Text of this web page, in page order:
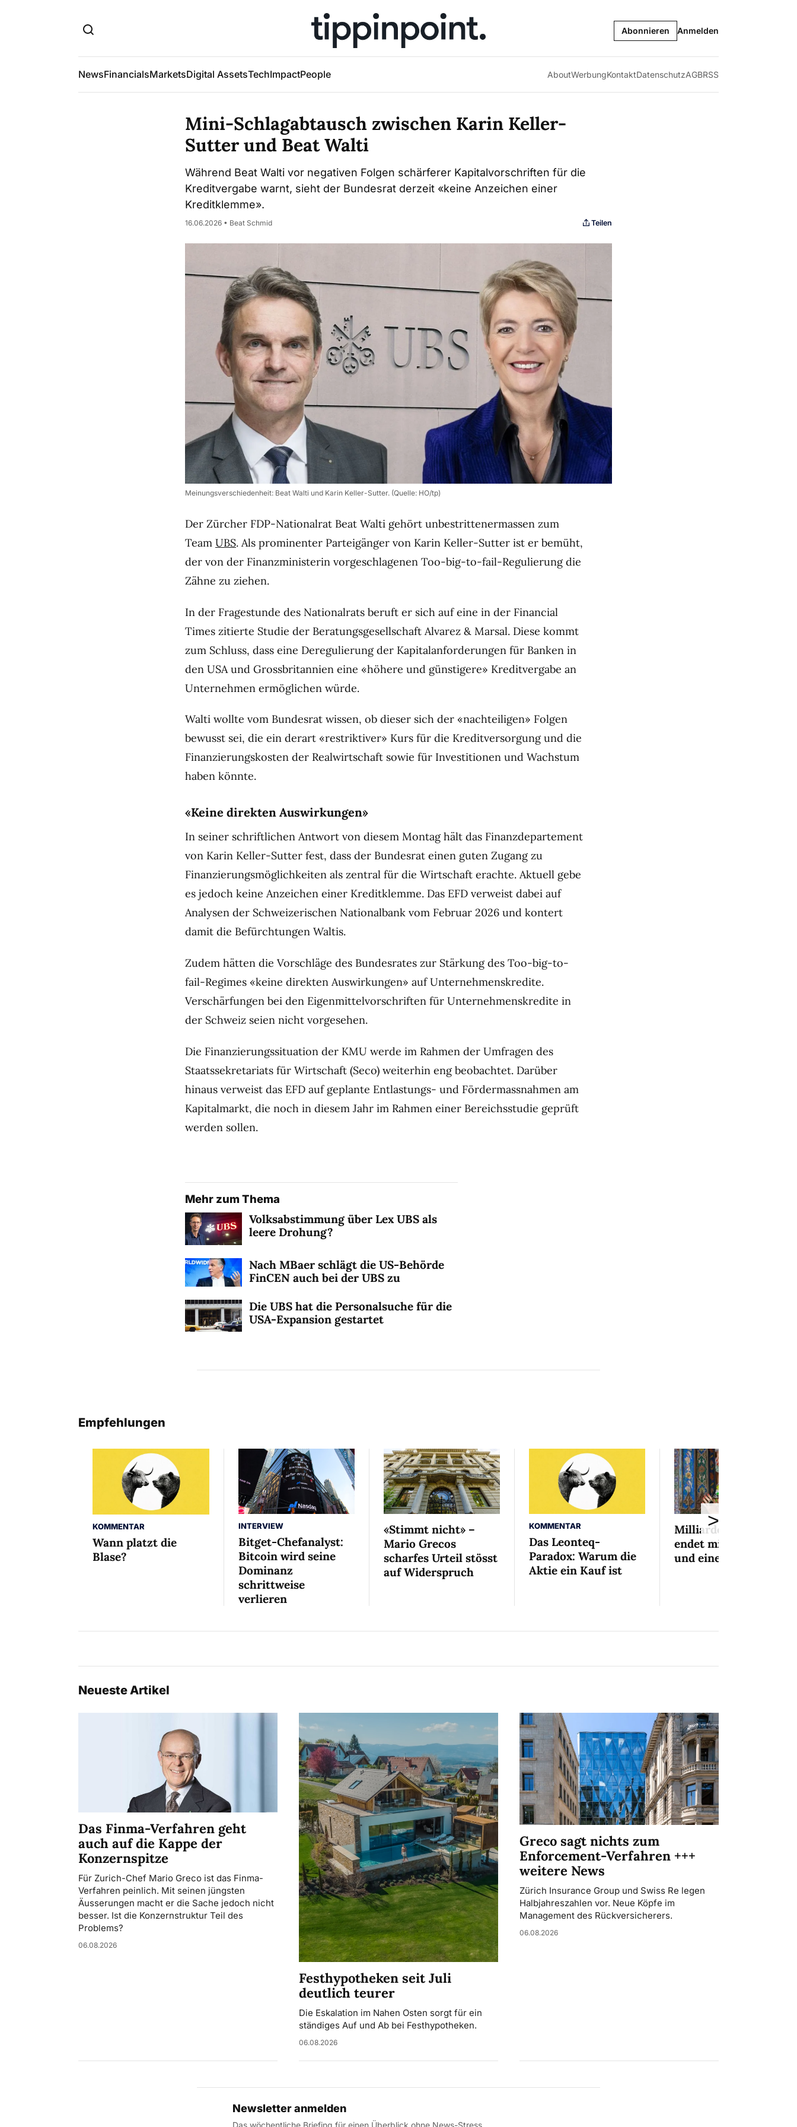
Abonnieren Anmelden
NewsFinancialsMarketsDigital AssetsTechImpactPeople AboutWerbungKontaktDatenschutzAGBRSS
Mini-Schlagabtausch zwischen Karin Keller-
Sutter und Beat Walti
Während Beat Walti vor negativen Folgen schärferer Kapitalvorschriften für die
Kreditvergabe warnt, sieht der Bundesrat derzeit «keine Anzeichen einer
Kreditklemme».
16.06.2026 • Beat Schmid Teilen
Meinungsverschiedenheit: Beat Walti und Karin Keller-Sutter. (Quelle: HO/tp)
Der Zürcher FDP-Nationalrat Beat Walti gehört unbestrittenermassen zum
Team UBS. Als prominenter Parteigänger von Karin Keller-Sutter ist er bemüht,
der von der Finanzministerin vorgeschlagenen Too-big-to-fail-Regulierung die
Zähne zu ziehen.
In der Fragestunde des Nationalrats beruft er sich auf eine in der Financial
Times zitierte Studie der Beratungsgesellschaft Alvarez & Marsal. Diese kommt
zum Schluss, dass eine Deregulierung der Kapitalanforderungen für Banken in
den USA und Grossbritannien eine «höhere und günstigere» Kreditvergabe an
Unternehmen ermöglichen würde.
Walti wollte vom Bundesrat wissen, ob dieser sich der «nachteiligen» Folgen
bewusst sei, die ein derart «restriktiver» Kurs für die Kreditversorgung und die
Finanzierungskosten der Realwirtschaft sowie für Investitionen und Wachstum
haben könnte.
«Keine direkten Auswirkungen»
In seiner schriftlichen Antwort von diesem Montag hält das Finanzdepartement
von Karin Keller-Sutter fest, dass der Bundesrat einen guten Zugang zu
Finanzierungsmöglichkeiten als zentral für die Wirtschaft erachte. Aktuell gebe
es jedoch keine Anzeichen einer Kreditklemme. Das EFD verweist dabei auf
Analysen der Schweizerischen Nationalbank vom Februar 2026 und kontert
damit die Befürchtungen Waltis.
Zudem hätten die Vorschläge des Bundesrates zur Stärkung des Too-big-to-
fail-Regimes «keine direkten Auswirkungen» auf Unternehmenskredite.
Verschärfungen bei den Eigenmittelvorschriften für Unternehmenskredite in
der Schweiz seien nicht vorgesehen.
Die Finanzierungssituation der KMU werde im Rahmen der Umfragen des
Staatssekretariats für Wirtschaft (Seco) weiterhin eng beobachtet. Darüber
hinaus verweist das EFD auf geplante Entlastungs- und Fördermassnahmen am
Kapitalmarkt, die noch in diesem Jahr im Rahmen einer Bereichsstudie geprüft
werden sollen.
Mehr zum Thema
Volksabstimmung über Lex UBS als
leere Drohung?
Nach MBaer schlägt die US-Behörde
FinCEN auch bei der UBS zu
Die UBS hat die Personalsuche für die
USA-Expansion gestartet
Empfehlungen
KOMMENTAR
Wann platzt die
Blase?
INTERVIEW
Bitget-Chefanalyst:
Bitcoin wird seine
Dominanz
schrittweise
verlieren
«Stimmt nicht» –
Mario Grecos
scharfes Urteil stösst
auf Widerspruch
KOMMENTAR
Das Leonteq-
Paradox: Warum die
Aktie ein Kauf ist
Milliardenaffäre
endet mit Mini-Busse
und einem Bedingten
>
Neueste Artikel
Das Finma-Verfahren geht
auch auf die Kappe der
Konzernspitze
Für Zurich-Chef Mario Greco ist das Finma-
Verfahren peinlich. Mit seinen jüngsten
Äusserungen macht er die Sache jedoch nicht
besser. Ist die Konzernstruktur Teil des
Problems?
06.08.2026
Festhypotheken seit Juli
deutlich teurer
Die Eskalation im Nahen Osten sorgt für ein
ständiges Auf und Ab bei Festhypotheken.
06.08.2026
Greco sagt nichts zum
Enforcement-Verfahren +++
weitere News
Zürich Insurance Group und Swiss Re legen
Halbjahreszahlen vor. Neue Köpfe im
Management des Rückversicherers.
06.08.2026
Newsletter anmelden
Das wöchentliche Briefing für einen Überblick ohne News-Stress